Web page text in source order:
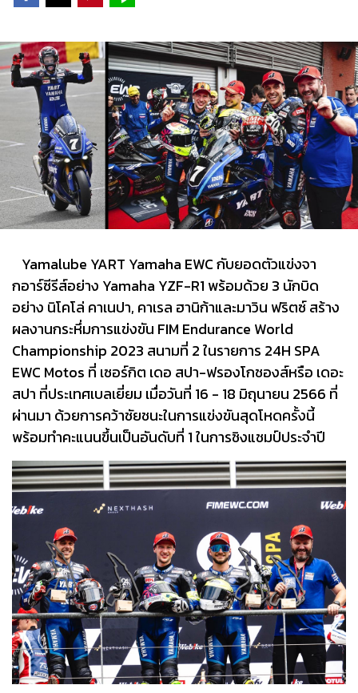
Yamalube YART Yamaha EWC กับยอดตัวแข่งจา
กอาร์ซีรีส์อย่าง Yamaha YZF-R1 พร้อมด้วย 3 นักบิด
อย่าง นิโคโล่ คาเนปา, คาเรล ฮานิก้าและมาวิน ฟริตซ์ สร้าง
ผลงานกระหึ่มการแข่งขัน FIM Endurance World
Championship 2023 สนามที่ 2 ในรายการ 24H SPA
EWC Motos ที่ เซอร์กิต เดอ สปา-ฟรองโกชองส์หรือ เดอะ
สปา ที่ประเทศเบลเยี่ยม เมื่อวันที่ 16 - 18 มิถุนายน 2566 ที่
ผ่านมา ด้วยการคว้าชัยชนะในการแข่งขันสุดโหดครั้งนี้
พร้อมทำคะแนนขึ้นเป็นอันดับที่ 1 ในการชิงแชมป์ประจำปี